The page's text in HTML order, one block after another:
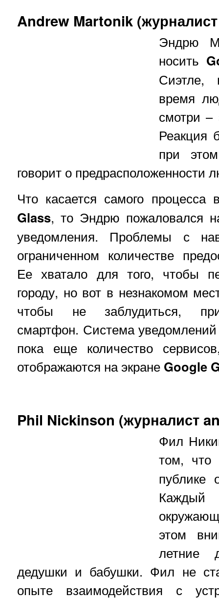
Andrew Martonik
Эндрю
носить
Сиэтле,
время
смотри –
Реакция
при
говорит о предрасположенности
Что касается самого
Glass, то Эндрю пожаловался
уведомления. Проблемы с
ограниченном количестве
Ее хватало для того, чтобы
городу, но вот в незнакомом
чтобы не заблудиться,
смартфон. Система
пока еще количество
отображаются на экране Google
Phil Nickinson (журналист
Фил
том,
публике
Каждый
этом
летние
дедушки и бабушки. Фил не
опыте взаимодействия с